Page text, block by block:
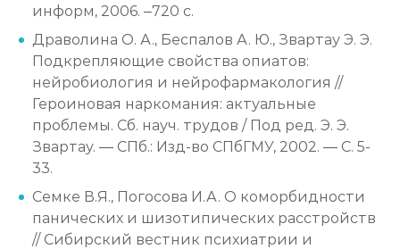
информ, 2006. –720 с.
Драволина О. А., Беспалов А. Ю., Звартау Э. Э.
Подкрепляющие свойства опиатов:
нейробиология и нейрофармакология //
Героиновая наркомания: актуальные
проблемы. Сб. науч. трудов / Под ред. Э. Э.
Звартау. — СПб.: Изд-во СПбГМУ, 2002. — С. 5-
33.
Семке В.Я., Погосова И.А. О коморбидности
панических и шизотипических расстройств
// Сибирский вестник психиатрии и